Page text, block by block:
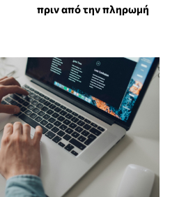
πριν από την πληρωμή